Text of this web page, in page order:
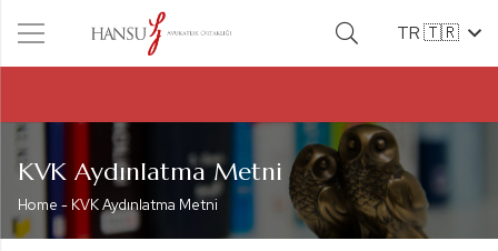
TR 🇹🇷
KVK Aydınlatma Metni
Home - KVK Aydınlatma Metni